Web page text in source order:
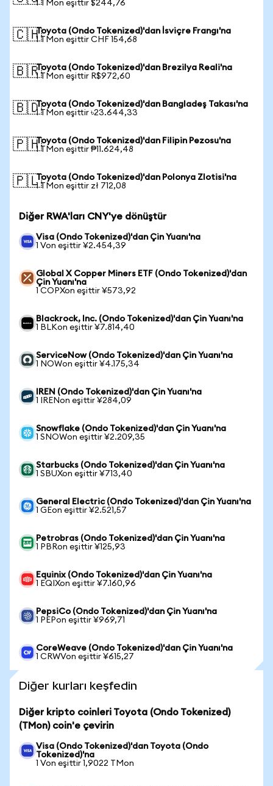
1 TMon eşittir $244,76
🇨🇭Toyota (Ondo Tokenized)'dan İsviçre Frangı'na
1 TMon eşittir CHF 154,68
🇧🇷Toyota (Ondo Tokenized)'dan Brezilya Reali'na
1 TMon eşittir R$972,60
🇧🇩Toyota (Ondo Tokenized)'dan Bangladeş Takası'na
1 TMon eşittir ৳23.644,33
🇵🇭Toyota (Ondo Tokenized)'dan Filipin Pezosu'na
1 TMon eşittir ₱11.624,48
🇵🇱Toyota (Ondo Tokenized)'dan Polonya Zlotisi'na
1 TMon eşittir zł 712,08
Diğer RWA'ları CNY'ye dönüştür
Visa (Ondo Tokenized)'dan Çin Yuanı'na
1 Von eşittir ¥2.454,39
Global X Copper Miners ETF (Ondo Tokenized)'dan
Çin Yuanı'na
1 COPXon eşittir ¥573,92
Blackrock, Inc. (Ondo Tokenized)'dan Çin Yuanı'na
1 BLKon eşittir ¥7.814,40
ServiceNow (Ondo Tokenized)'dan Çin Yuanı'na
1 NOWon eşittir ¥4.175,34
IREN (Ondo Tokenized)'dan Çin Yuanı'na
1 IRENon eşittir ¥284,09
Snowflake (Ondo Tokenized)'dan Çin Yuanı'na
1 SNOWon eşittir ¥2.209,35
Starbucks (Ondo Tokenized)'dan Çin Yuanı'na
1 SBUXon eşittir ¥713,40
General Electric (Ondo Tokenized)'dan Çin Yuanı'na
1 GEon eşittir ¥2.521,57
Petrobras (Ondo Tokenized)'dan Çin Yuanı'na
1 PBRon eşittir ¥125,93
Equinix (Ondo Tokenized)'dan Çin Yuanı'na
1 EQIXon eşittir ¥7.160,96
PepsiCo (Ondo Tokenized)'dan Çin Yuanı'na
1 PEPon eşittir ¥969,71
CoreWeave (Ondo Tokenized)'dan Çin Yuanı'na
1 CRWVon eşittir ¥615,27
Diğer kurları keşfedin
Diğer kripto coinleri Toyota (Ondo Tokenized)
(TMon) coin'e çevirin
Visa (Ondo Tokenized)'dan Toyota (Ondo
Tokenized)'na
1 Von eşittir 1,9022 TMon